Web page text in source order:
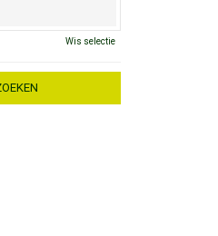
Wis selectie